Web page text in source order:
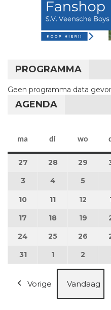
PROGRAMMA
Geen programma data
AGENDA
ma maandag
di dinsdag
wo
27 27 juli 2026
28 28 juli 2026
29 29
3 3 augustus 2026
4 4 augustus
5 5
10 10 augustus 2026
11 11 augustus
12 12
17 17 augustus 2026
18 18 augustus
19 19
24 24 augustus 2026
25 25 augustus
26 26
3131 augustus 2026
1 1 september
2 2
Vorige Vandaag